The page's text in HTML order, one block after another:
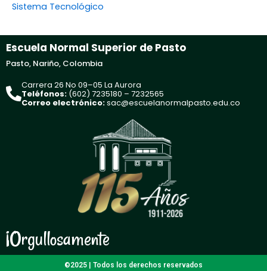
Sistema Tecnológico
Escuela Normal Superior de Pasto
Pasto, Nariño, Colombia
Carrera 26 No 09–05 La Aurora
Teléfonos: (602) 7235180 – 7232565
Correo electrónico:sac@escuelanormalpasto.edu.co
¡Orgullosamente
©2025 | Todos los derechos reservados